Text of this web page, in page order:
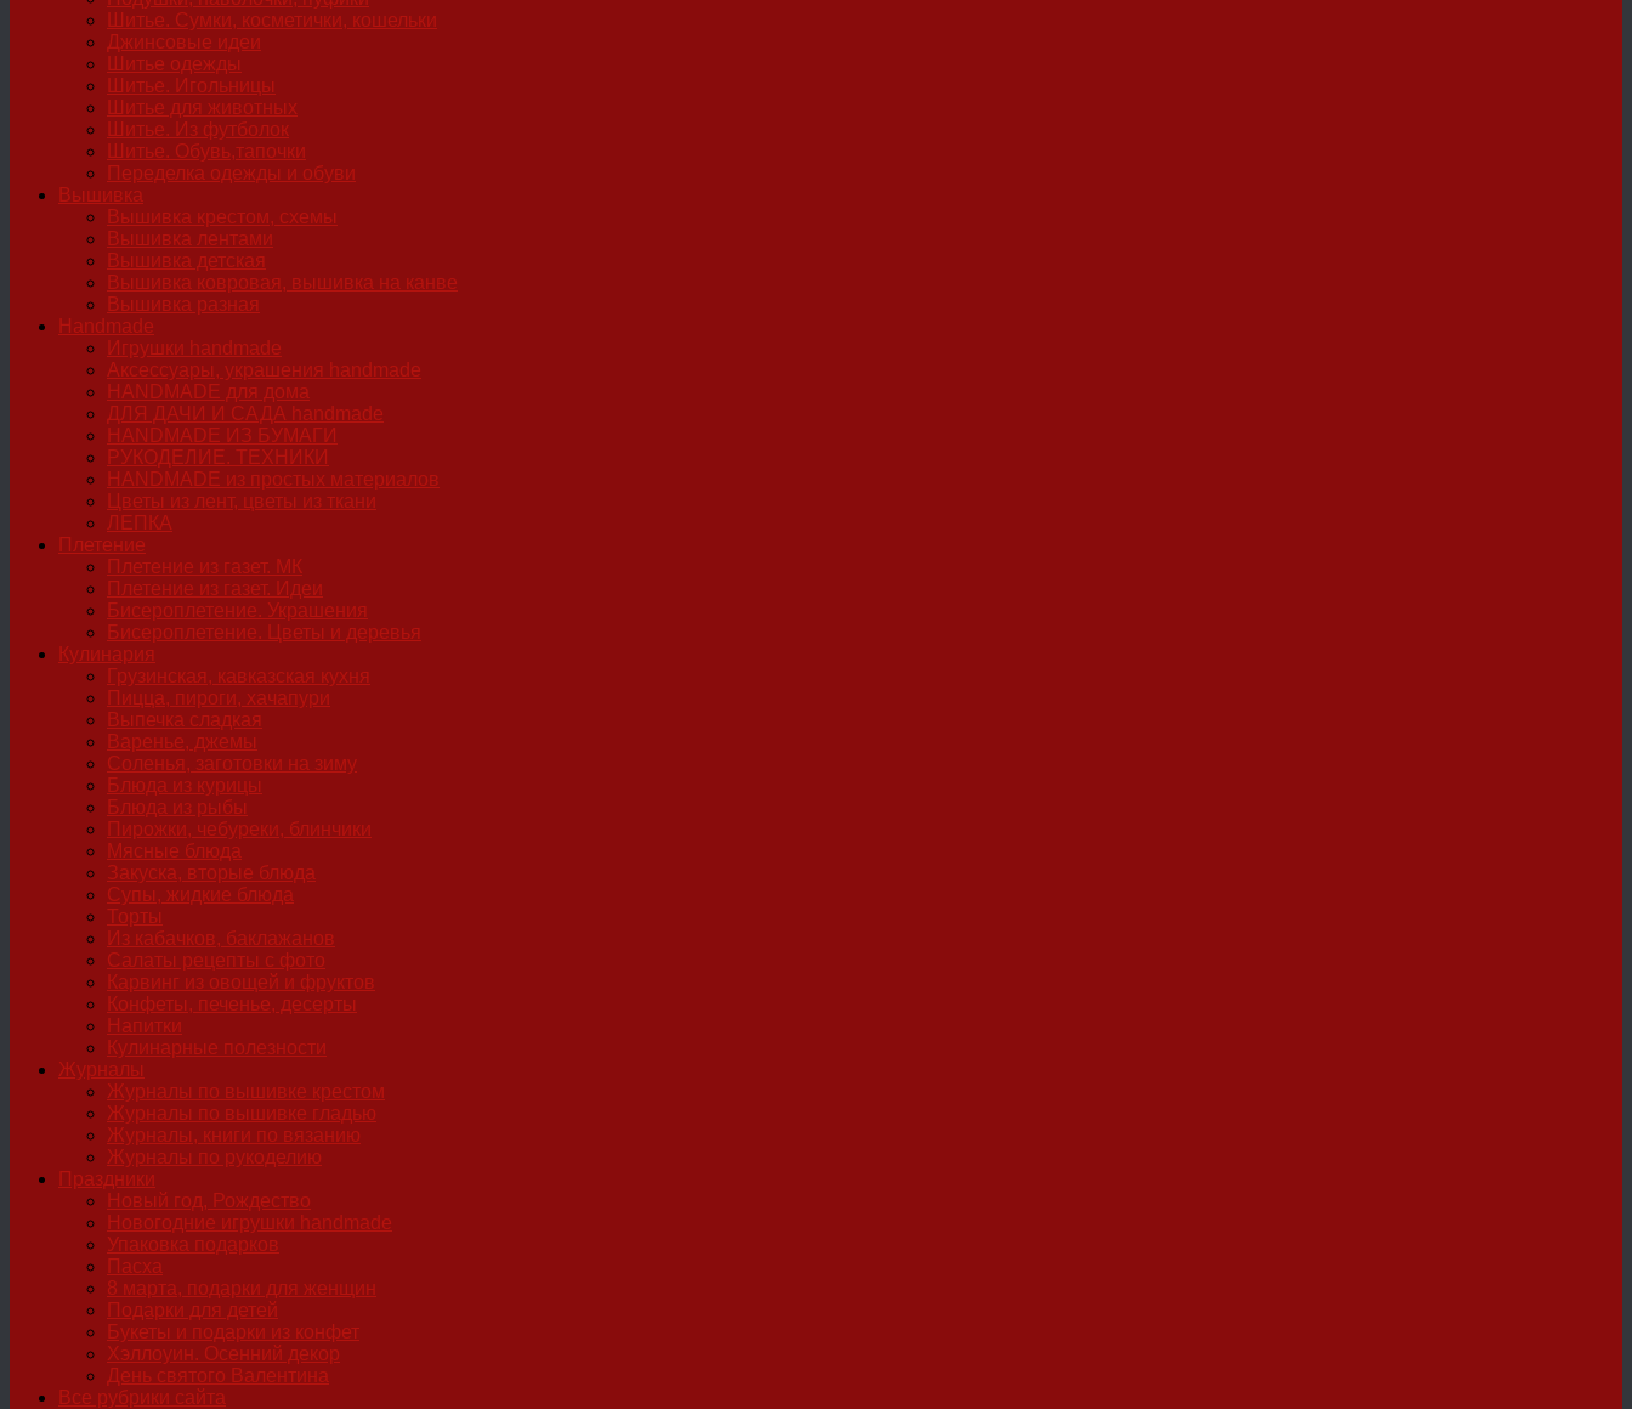
Шитье. Сумки, косметички, кошельки
Джинсовые идеи
Шитье одежды
Шитье. Игольницы
Шитье для животных
Шитье. Из футболок
Шитье. Обувь,тапочки
Переделка одежды и обуви
Вышивка
Вышивка крестом, схемы
Вышивка лентами
Вышивка детская
Вышивка ковровая, вышивка на канве
Вышивка разная
Handmade
Игрушки handmade
Аксессуары, украшения handmade
HANDMADE для дома
ДЛЯ ДАЧИ И САДА handmade
HANDMADE ИЗ БУМАГИ
РУКОДЕЛИЕ. ТЕХНИКИ
HANDMADE из простых материалов
Цветы из лент, цветы из ткани
ЛЕПКА
Плетение
Плетение из газет. МК
Плетение из газет. Идеи
Бисероплетение. Украшения
Бисероплетение. Цветы и деревья
Кулинария
Грузинская, кавказская кухня
Пицца, пироги, хачапури
Выпечка сладкая
Варенье, джемы
Соленья, заготовки на зиму
Блюда из курицы
Блюда из рыбы
Пирожки, чебуреки, блинчики
Мясные блюда
Закуска, вторые блюда
Супы, жидкие блюда
Торты
Из кабачков, баклажанов
Салаты рецепты с фото
Карвинг из овощей и фруктов
Конфеты, печенье, десерты
Напитки
Кулинарные полезности
Журналы
Журналы по вышивке крестом
Журналы по вышивке гладью
Журналы, книги по вязанию
Журналы по рукоделию
Праздники
Новый год, Рождество
Новогодние игрушки handmade
Упаковка подарков
Пасха
8 марта, подарки для женщин
Подарки для детей
Букеты и подарки из конфет
Хэллоуин. Осенний декор
День святого Валентина
Все рубрики сайта